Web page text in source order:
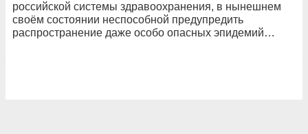
российской системы здравоохранения, в нынешнем
своём состоянии неспособной предупредить
распространение даже особо опасных эпидемий…